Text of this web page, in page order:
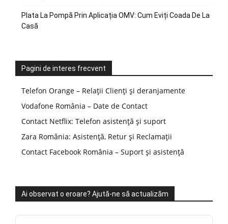
Plata La Pompă Prin Aplicația OMV: Cum Eviți Coada De La
Casă
Pagini de interes frecvent
Telefon Orange – Relații Clienți și deranjamente
Vodafone România – Date de Contact
Contact Netflix: Telefon asistență și suport
Zara România: Asistență, Retur și Reclamații
Contact Facebook România – Suport și asistență
Ai observat o eroare? Ajută-ne să actualizăm